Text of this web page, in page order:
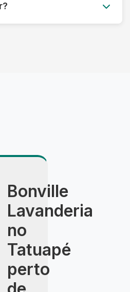
de lavagem
Bonville
Lavanderia
no
Tatuapé
perto